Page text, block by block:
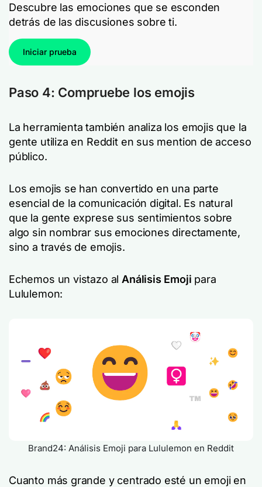
Descubre las emociones que se esconden
detrás de las discusiones sobre ti.
Iniciar prueba
Paso 4: Compruebe los emojis
La herramienta también analiza los emojis que la
gente utiliza en Reddit en sus mention de acceso
público.
Los emojis se han convertido en una parte
esencial de la comunicación digital. Es natural
que la gente exprese sus sentimientos sobre
algo sin nombrar sus emociones directamente,
sino a través de emojis.
Echemos un vistazo al Análisis Emoji para
Lululemon:
Brand24: Análisis Emoji para Lululemon en Reddit
Cuanto más grande y centrado esté un emoji en